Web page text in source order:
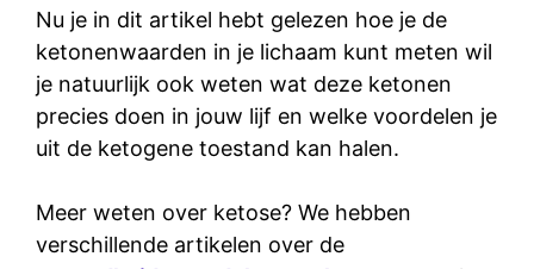
Nu je in dit artikel hebt gelezen hoe je de
ketonenwaarden in je lichaam kunt meten wil
je natuurlijk ook weten wat deze ketonen
precies doen in jouw lijf en welke voordelen je
uit de ketogene toestand kan halen.
Meer weten over ketose? We hebben
verschillende artikelen over de